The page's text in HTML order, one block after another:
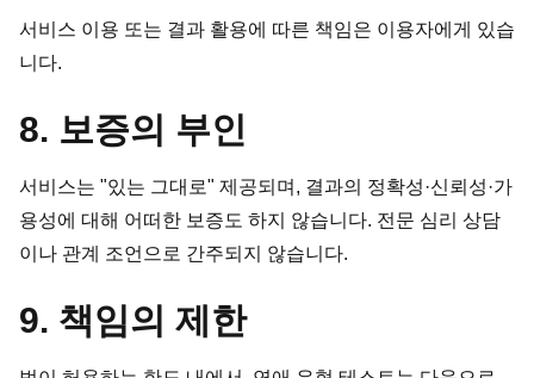
서비스 이용 또는 결과 활용에 따른 책임은 이용자에게 있습
니다.
8. 보증의 부인
서비스는 "있는 그대로" 제공되며, 결과의 정확성·신뢰성·가
용성에 대해 어떠한 보증도 하지 않습니다. 전문 심리 상담
이나 관계 조언으로 간주되지 않습니다.
9. 책임의 제한